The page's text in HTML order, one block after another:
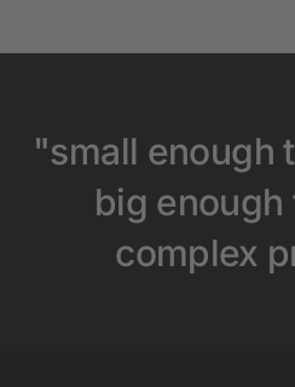
"small enough
big enough
complex